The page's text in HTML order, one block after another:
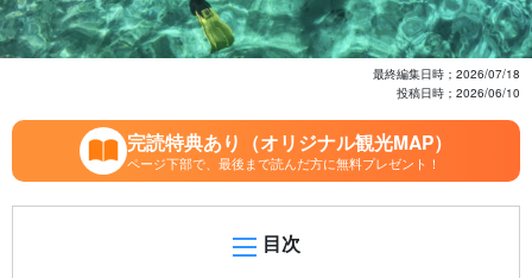
最終編集日時； 2026/07/18
投稿日時； 2026/06/10
完読特典あり（オリジナル観光MAP）
ページ下部で、最後まで読んだ方に無料プレゼント！
目次